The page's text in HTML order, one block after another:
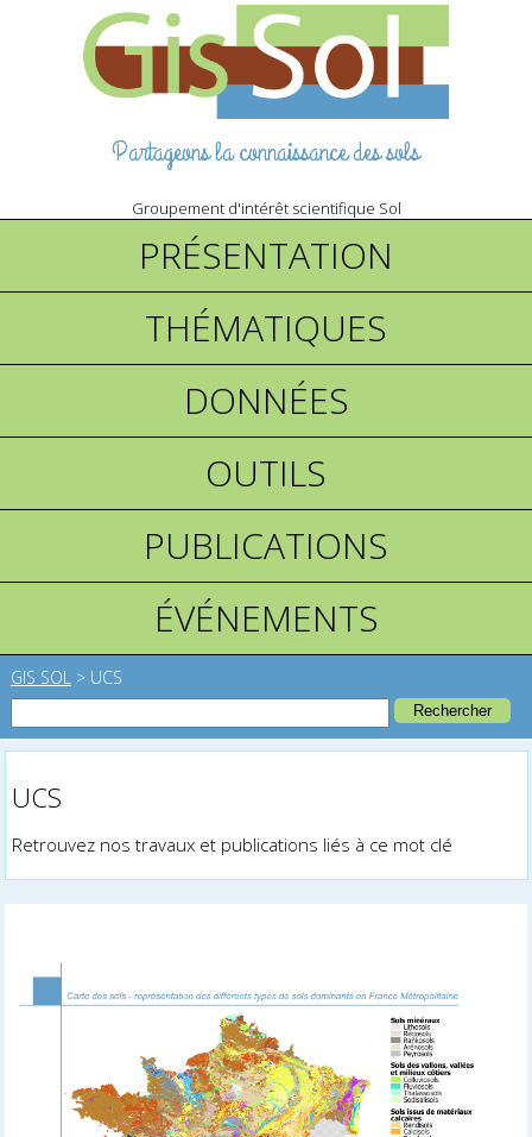
Partageons la connaissance des sols
Groupement d'intérêt scientifique Sol
PRÉSENTATION
THÉMATIQUES
DONNÉES
OUTILS
PUBLICATIONS
ÉVÉNEMENTS
GIS SOL > UCS
UCS
Retrouvez nos travaux et publications liés à ce mot clé